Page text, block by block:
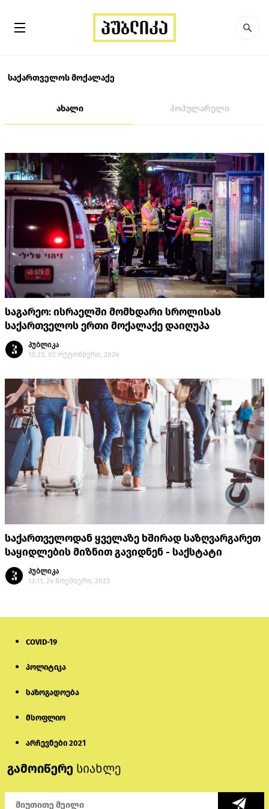
საქართველოს მოქალაქე
ახალი პოპულარული
საგარეო: ისრაელში მომხდარი სროლისას
საქართველოს ერთი მოქალაქე დაიღუპა
პუბლიკა
10:23, 02 ოქტომბერი, 2024
საქართველოდან ყველაზე ხშირად საზღვარგარეთ
საყიდლების მიზნით გავიდნენ - საქსტატი
პუბლიკა
13:11, 24 ნოემბერი, 2023
COVID-19
პოლიტიკა
საზოგადოება
მსოფლიო
არჩევნები 2021
გამოიწერე სიახლე